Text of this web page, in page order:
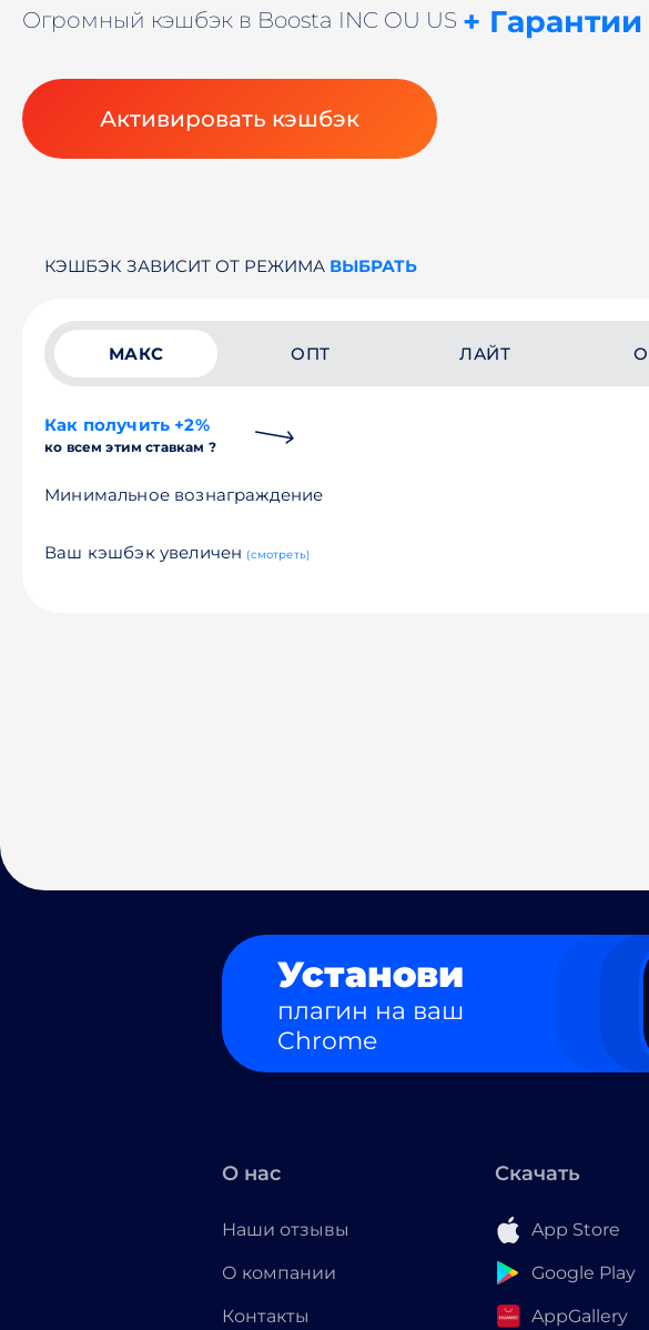
Огромный кэшбэк в Boosta INC OU US + Гарантии
Активировать кэшбэк
КЭШБЭК ЗАВИСИТ ОТ РЕЖИМА ВЫБРАТЬ
МАКС ОПТ ЛАЙТ
Как получить +2%
ко всем этим ставкам ?
Минимальное вознаграждение
Ваш кэшбэк увеличен (смотреть)
Установи
плагин на ваш
Chrome
О нас
Наши отзывы
О компании
Контакты
Скачать
App Store
Google Play
AppGallery